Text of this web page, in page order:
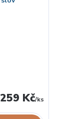
259 Kč/ks